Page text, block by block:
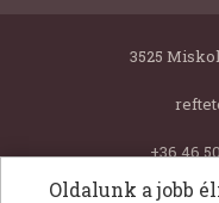
Oldalunk a jobb
3525
+36 46